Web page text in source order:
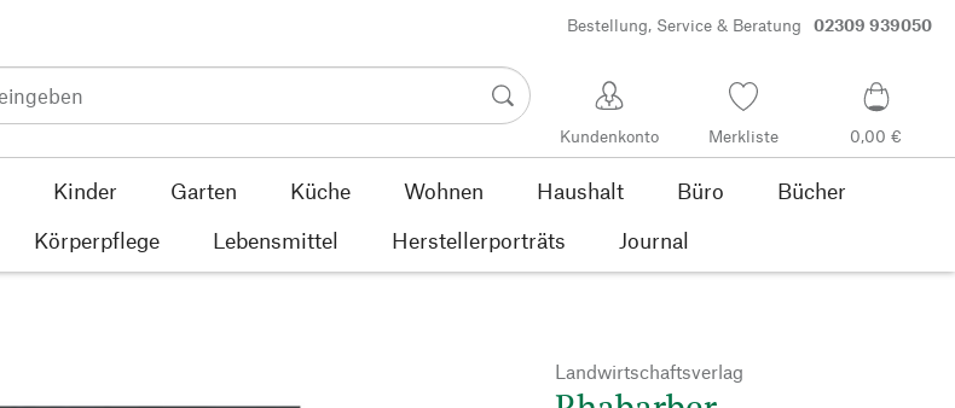
Bestellung, Service & Beratung 02309 939050
Kundenkonto Merkliste 0,00 €
Kinder Garten Küche Wohnen Haushalt Büro
Bücher
Körperpflege Lebensmittel Herstellerporträts Journal
Landwirtschaftsverlag